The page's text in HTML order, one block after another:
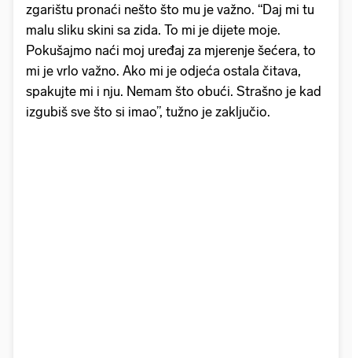
zgarištu pronaći nešto što mu je važno. “Daj mi tu
malu sliku skini sa zida. To mi je dijete moje.
Pokušajmo naći moj uređaj za mjerenje šećera, to
mi je vrlo važno. Ako mi je odjeća ostala čitava,
spakujte mi i nju. Nemam što obući. Strašno je kad
izgubiš sve što si imao”, tužno je zaključio.